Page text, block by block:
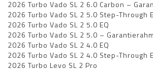
2026 Turbo Vado SL 2 6.0 Carbon –
2026 Turbo Vado SL 2 5.0 Step-Through
2026 Turbo Vado SL 2 5.0 EQ
2026 Turbo Vado SL 2 5.0 –
2026 Turbo Vado SL 2 4.0 EQ
2026 Turbo Vado SL 2 4.0 Step-Through
2026 Turbo Levo SL 2 Pro